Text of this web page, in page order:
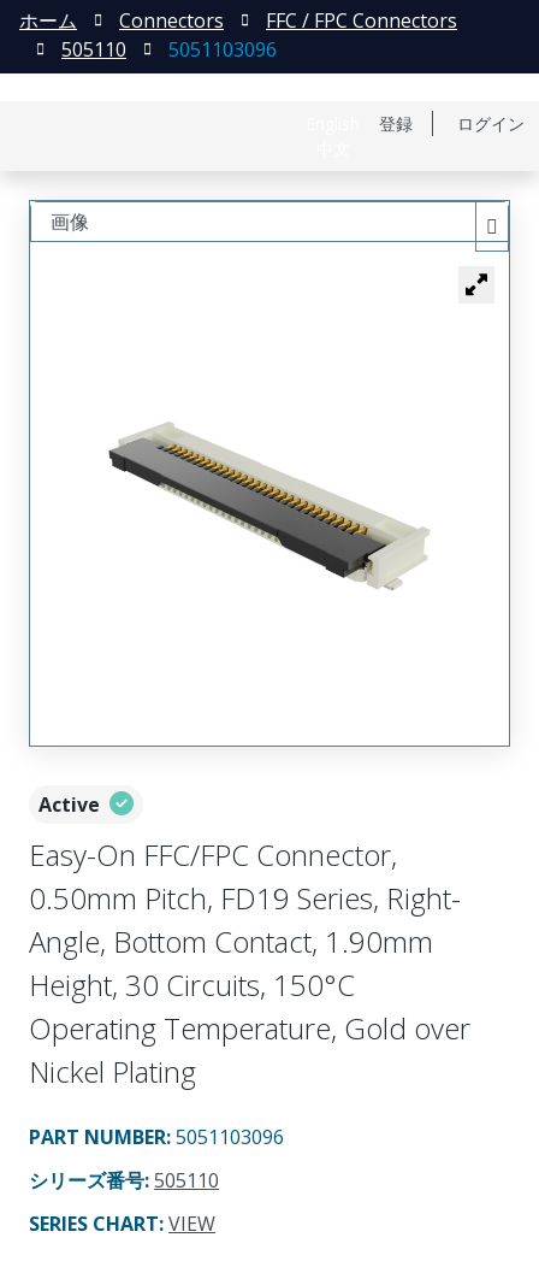
登録 ログイン
ホーム Connectors
FFC / FPC Connectors
505110
5051103096
Active
Easy-On FFC/FPC Connector,
0.50mm Pitch, FD19 Series, Right-
Angle, Bottom Contact, 1.90mm
Height, 30 Circuits, 150°C
Operating Temperature, Gold over
Nickel Plating
PART NUMBER:5051103096
シリーズ番号:505110
SERIES CHART:VIEW
画像